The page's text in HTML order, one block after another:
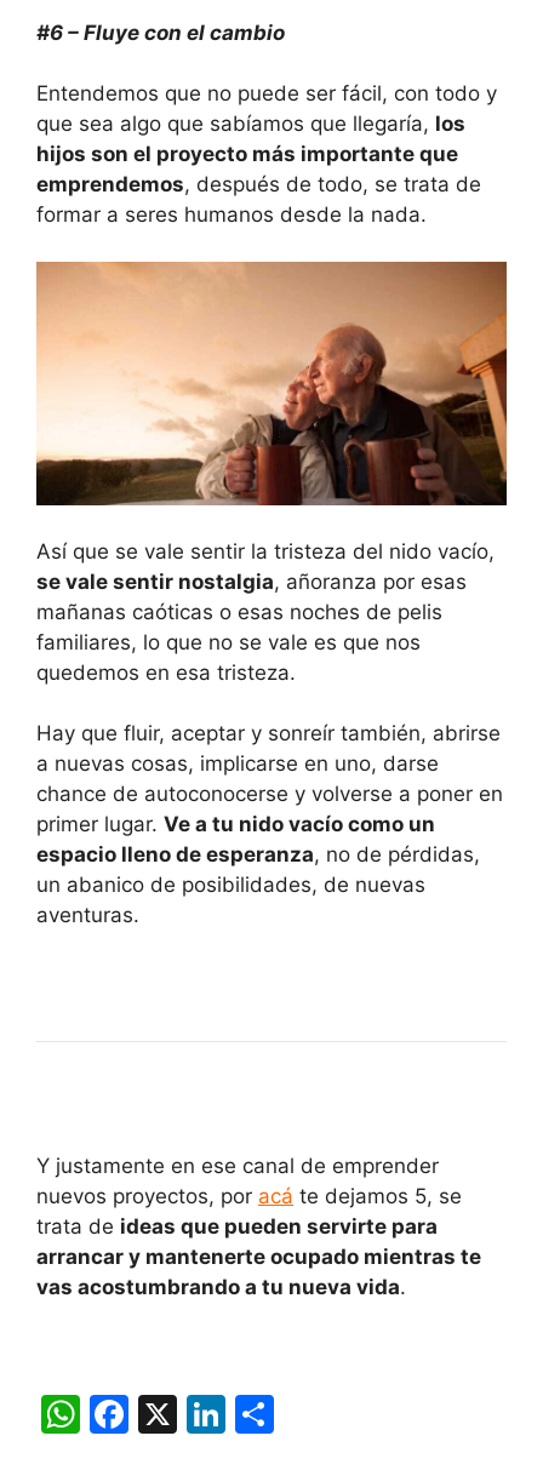
#6 – Fluye con el cambio
Entendemos que no puede ser fácil, con todo y
que sea algo que sabíamos que llegaría, los
hijos son el proyecto más importante que
emprendemos, después de todo, se trata de
formar a seres humanos desde la nada.
Así que se vale sentir la tristeza del nido vacío,
se vale sentir nostalgia, añoranza por esas
mañanas caóticas o esas noches de pelis
familiares, lo que no se vale es que nos
quedemos en esa tristeza.
Hay que fluir, aceptar y sonreír también, abrirse
a nuevas cosas, implicarse en uno, darse
chance de autoconocerse y volverse a poner en
primer lugar. Ve a tu nido vacío como un
espacio lleno de esperanza, no de pérdidas,
un abanico de posibilidades, de nuevas
aventuras.
Y justamente en ese canal de emprender
nuevos proyectos, por acá te dejamos 5, se
trata de ideas que pueden servirte para
arrancar y mantenerte ocupado mientras te
vas acostumbrando a tu nueva vida.
W F
X
Li